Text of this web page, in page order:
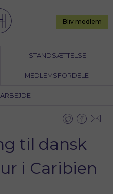
ISTANDSÆTTELSE
MEDLEMSFORDELE
Bliv medlem
til dansk
i Caribien